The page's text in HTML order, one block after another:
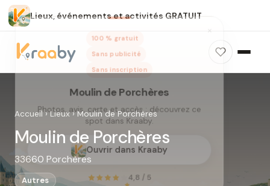
Lieux, événements et activités GRATUIT
100 % gratuit
Sans inscription
Moulin de Porchères
Photos, avis, carte et accès : découvrez ce
spot dans Kraaby.
Ouvrir dans Kraaby
4,8 / 5
Accueil›Lieux›Moulin de Porchères
Moulin de Porchères
33660 Porchères
Autres